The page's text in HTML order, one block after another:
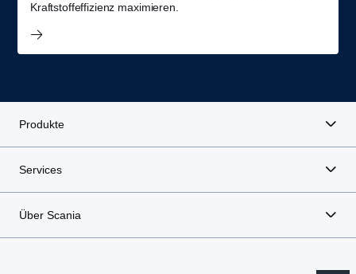
Kraftstoffeffizienz maximieren.
Produkte
Services
Über Scania